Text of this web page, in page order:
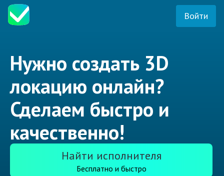
Войти
Нужно создать 3D
локацию онлайн?
Сделаем быстро и
качественно!
Найти исполнителя
Бесплатно и быстро